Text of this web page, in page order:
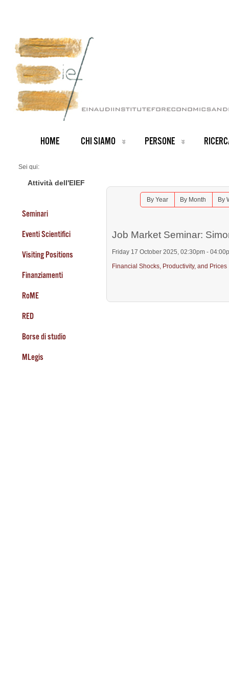
HOME CHI SIAMO PERSONE
Sei qui:
Seminars 2025
Job Market Seminar: Simone Lenzu - NYU-Stern
Attività dell'EIEF
Seminari
Eventi Scientifici
Visiting Positions
Finanziamenti
RoME
RED
Borse di studio
MLegis
By Year By Month By
Job Market Seminar:
Friday 17 October 2025, 02:30pm -
Financial Shocks, Productivity, and Prices